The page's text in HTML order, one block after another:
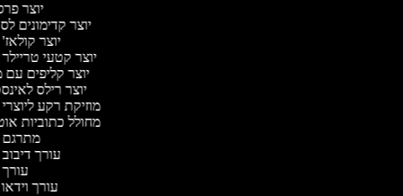
יוצר
יוצר קדימונים
יוצר
יוצר קטעי
יוצר קליפים
יוצר רילס
מוזיקת רקע
מחולל כתוביות
עורך
עורך